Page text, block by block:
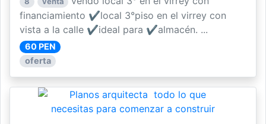
financiamiento ✔local 3°piso en el virrey con
vista a la calle ✔ideal para ✔almacén. ...
60 PEN
oferta